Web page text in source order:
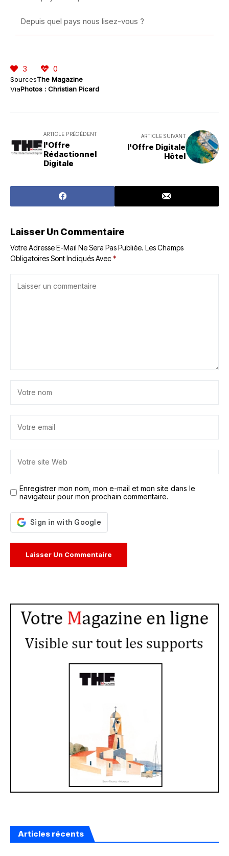
Depuis quel pays nous lisez-vous ?
3 0
SourcesThe Magazine
ViaPhotos : Christian Picard
ARTICLE PRÉCÉDENT
l'Offre
Rédactionnel
Digitale
ARTICLE SUIVANT
l'Offre Digitale
Hôtel
Laisser Un Commentaire
Votre Adresse E-Mail Ne Sera Pas Publiée. Les Champs
Obligatoires Sont Indiqués Avec*
Enregistrer mon nom, mon e-mail et mon site dans le
navigateur pour mon prochain commentaire.
Articles récents